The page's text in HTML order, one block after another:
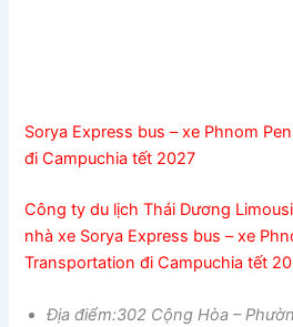
Sorya Express bus – xe Phnom
đi Campuchia tết 2027
Công ty du lịch Thái Dương
nhà xe Sorya Express bus – xe
Transportation đi Campuchia tết
Địa điểm:302 Cộng Hòa –